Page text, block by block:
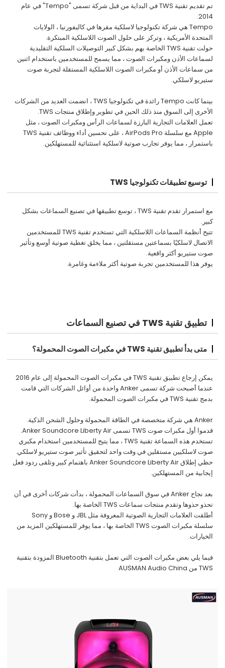
تم تقديم تقنية TWS في البداية من قبل شركة تسمى "Tempo" في عام
2014.
Tempo هي شركة تكنولوجيا لاسلكية مقرها في كاليفورنيا ، الولايات
المتحدة الأمريكية ، وتركز على حلول الصوت اللاسلكية المبتكرة.
حولت تقنية TWS الخاصة بهم بشكل كبير التوصيلات السلكية التقليدية
لسماعات الأذن ومكبرات الصوت ، مما يسمح للمستخدمين باستخدام اثنين
من سماعات الأذن أو مكبرات الصوت اللاسلكية المستقلة لتجربة صوت
ستيريو لاسلكي.
بينما كانت Tempo رائدة في تكنولوجيا TWS ، انضمت العديد من الشركات
الأخرى إلى السوق منذ ذلك الحين في تطوير وإطلاق منتجات TWS.
تعمل العلامات التجارية البارزة لسماعات الرأس ومكبرات الصوت ، مثل
Apple مع سلسلة AirPods Pro ، على تحسين أداء ووظائف تقنية TWS
باستمرار ، مما يوفر تجارب صوتية لاسلكية استثنائية للمستهلكين.
توسيع تطبيقات تكنولوجيا TWS
مع استمرار تقدم تقنية TWS ، توسع تطبيقها في تصنيع السماعات بشكل
كبير.
تتيح أنظمة السماعات اللاسلكية التي تستخدم تقنية TWS للمستخدمين
الاتصال لاسلكيًا بسماعتين مستقلتين ، مما يخلق تغطية صوتية أوسع وتأثير
صوت ستيريو أكثر واقعية.
يوفر هذا للمستخدمين تجربة صوتية أكثر ملاءمة وغامرة.
تطبيق تقنية TWS في تصنيع السماعات
متى بدأ تطبيق تقنية TWS في مكبرات الصوت المحمولة؟
يمكن إرجاع تطبيق تقنية TWS في مكبرات الصوت المحمولة إلى عام 2016
عندما أصبحت شركة تسمى Anker واحدة من أوائل الشركات التي قامت
بدمج تقنية TWS في مكبرات الصوت المحمولة.
Anker هي شركة متخصصة في الطاقة المحمولة وحلول الشحن الذكية.
قدموا أول مكبرات صوت TWS تسمى Anker Soundcore Liberty Air.
تستخدم هذه السماعة تقنية TWS ، مما يتيح للمستخدمين استخدام مكبري
صوت لاسلكيين مستقلين في وقت واحد لتحقيق تأثير صوت ستيريو لاسلكي.
حظي إطلاق Anker Soundcore Liberty Air باهتمام كبير وتلقى ردود فعل
إيجابية من المستهلكين.
بعد نجاح Anker في سوق السماعات المحمولة ، بدأت شركات أخرى في أن
تحذو حذوها وتقدم منتجات سماعات TWS الخاصة بها.
أطلقت العلامات التجارية الصوتية المعروفة مثل JBL و Bose و Sony
سلسلة مكبرات الصوت TWS الخاصة بها ، مما يوفر للمستهلكين المزيد من
الخيارات.
فيما يلي بعض مكبرات الصوت التي تعمل بتقنية Bluetooth المزودة بتقنية
TWS من AUSMAN Audio China